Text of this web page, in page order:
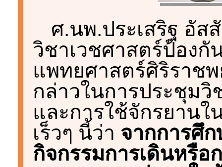
ศ.นพ.ประเสริฐ อัส
วิชาเวชศาสตร์ป้อง
แพทยศาสตร์ศิริราช
กล่าวในการประชุมวิ
และการใช้จักรยานใ
เร็วๆ นี้ว่า จากการศึก
กิจกรรมการเดินหรื